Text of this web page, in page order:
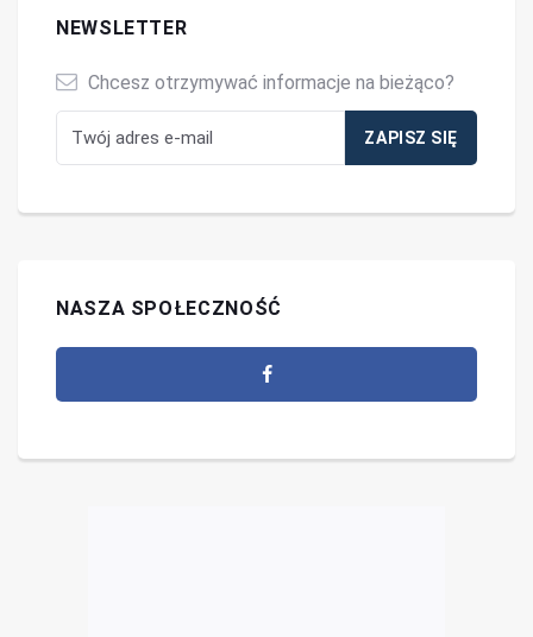
NEWSLETTER
Chcesz otrzymywać informacje na bieżąco?
NASZA SPOŁECZNOŚĆ